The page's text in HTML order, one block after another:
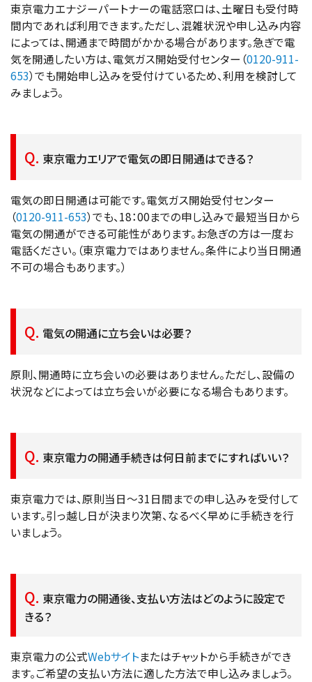
東京電力エナジーパートナーの電話窓口は、土曜日も受付時
間内であれば利用できます。ただし、混雑状況や申し込み内容
によっては、開通まで時間がかかる場合があります。急ぎで電
気を開通したい方は、電気ガス開始受付センター（0120-911-
653）でも開始申し込みを受付けているため、利用を検討して
みましょう。
東京電力エリアで電気の即日開通はできる？
電気の即日開通は可能です。電気ガス開始受付センター
（0120-911-653）でも、18：00までの申し込みで最短当日から
電気の開通ができる可能性があります。お急ぎの方は一度お
電話ください。（東京電力ではありません。条件により当日開通
不可の場合もあります。）
電気の開通に立ち会いは必要？
原則、開通時に立ち会いの必要はありません。ただし、設備の
状況などによっては立ち会いが必要になる場合もあります。
東京電力の開通手続きは何日前までにすればいい？
東京電力では、原則当日〜31日間までの申し込みを受付して
います。引っ越し日が決まり次第、なるべく早めに手続きを行
いましょう。
東京電力の開通後、支払い方法はどのように設定で
きる？
東京電力の公式Webサイトまたはチャットから手続きができ
ます。ご希望の支払い方法に適した方法で申し込みましょう。